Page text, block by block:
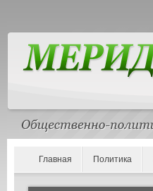
Главная Политика